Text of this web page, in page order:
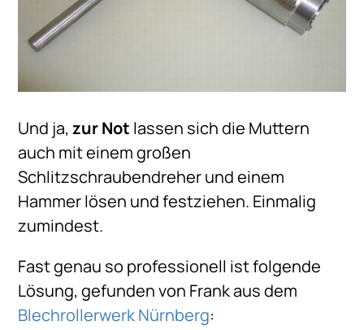
Und ja,zur Not lassen sich die Muttern
auch mit einem großen
Schlitzschraubendreher und einem
Hammer lösen und festziehen. Einmalig
zumindest.
Fast genau so professionell ist folgende
Lösung, gefunden von Frank aus dem
Blechrollerwerk Nürnberg: